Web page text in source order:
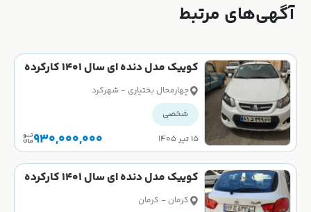
آگهی‌های مرتبط
کوییک مدل دنده ای سال 1401 کارکرده
چهارمحال بختیاری - شهرکرد
شخصی
۱۵ تیر ۱۴۰۵
930,000,000
کوییک مدل دنده ای سال 1401 کارکرده
کرمان - کرمان